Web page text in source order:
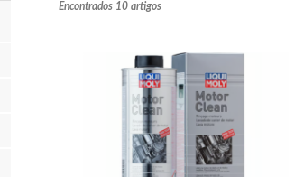
Encontrados 10 artigos